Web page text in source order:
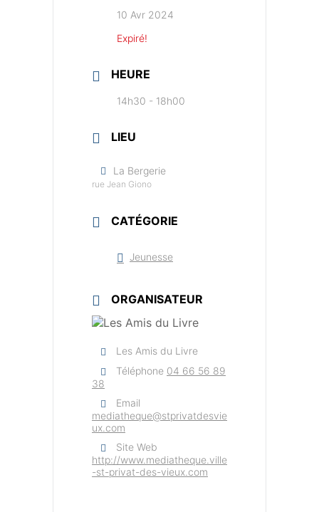
10 Avr 2024
Expiré!
HEURE
14h30 - 18h00
LIEU
La Bergerie
rue Jean Giono
CATÉGORIE
Jeunesse
ORGANISATEUR
Les Amis du Livre
Téléphone 04 66 56 89
38
Email
mediatheque@stprivatdesvie
ux.com
Site Web
http://www.mediatheque.ville
-st-privat-des-vieux.com